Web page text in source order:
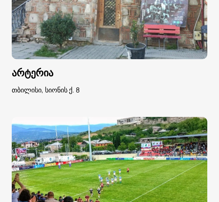
არტერია
თბილისი, სიონის ქ. 8